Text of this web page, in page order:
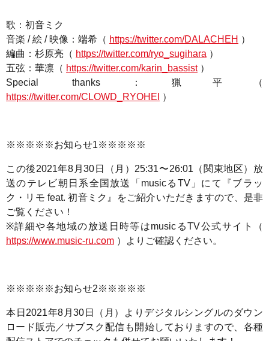
歌：初音ミク
音楽 / 絵 / 映像：端希（ https://twitter.com/DALACHEH ）
編曲：杉原亮（ https://twitter.com/ryo_sugihara ）
五弦：華凛（ https://twitter.com/karin_bassist）
Special thanks：猟平（
https://twitter.com/CLOWD_RYOHEI
）
※※※※※お知らせ1※※※※※
この後2021年8月30日（月） 25:31〜26:01 （関東地区）放
送のテレビ朝日系全国放送「musicるTV」にて『ブラッ
ク・リモ feat. 初音ミク』をご紹介いただきますので、是非
ご覧ください！
※詳細や各地域の放送日時等はmusicるTV公式サイト（
https://www.music-ru.com ）よりご確認ください。
※※※※※お知らせ2※※※※※
本日2021年8月30日（月）よりデジタルシングルのダウン
ロード販売／サブスク配信も開始しておりますので、各種